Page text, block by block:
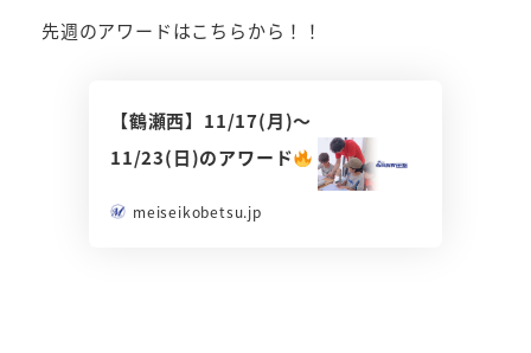
先週のアワードはこちらから！！
【鶴瀬西】11/17(月)～
11/23(日)のアワード
meiseikobetsu.jp